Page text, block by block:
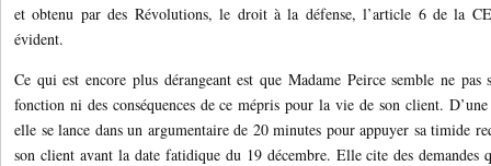
et obtenu par des Révolutions, le droit à la défense, l’article 6 de la
évident.
Ce qui est encore plus dérangeant est que Madame Peirce semble ne pas
fonction ni des conséquences de ce mépris pour la vie de son client.
elle se lance dans un argumentaire de 20 minutes pour appuyer sa timide
son client avant la date fatidique du 19 décembre. Elle cite des demandes